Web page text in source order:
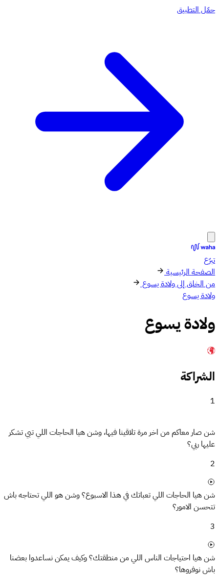
حمّل التطبيق
تبرّع
الصفحة الرئيسية
من الخلق إلى ولادة يسوع
ولادة يسوع
ولادة يسوع
الشراكة
1
شن صار معاكم من اخر مرة تلاقينا فيها، وشن هيا الحاجات اللي تبي تشكر
عليها ربي؟
2
شن هيا الحاجات اللي تعباتك في هذا الاسبوع؟ وشن هو اللي تحتاجه باش
تتحسن الامور؟
3
شن هيا احتياجات الناس اللي من منطقتك؟ وكيف يمكن نساعدوا بعضنا
باش نوفروها؟